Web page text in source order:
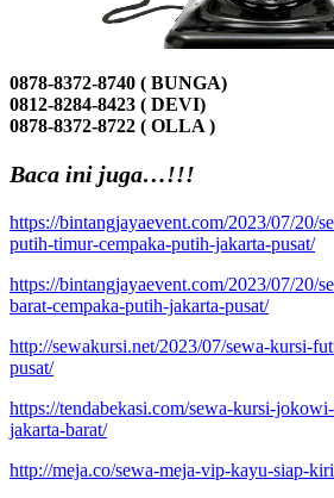
0878-8372-8740 ( BUNGA)
0812-8284-8423 ( DEVI)
0878-8372-8722 ( OLLA )
Baca ini juga…!!!
https://bintangjayaevent.com/2023/07/20/
putih-timur-cempaka-putih-jakarta-pusat/
https://bintangjayaevent.com/2023/07/20/
barat-cempaka-putih-jakarta-pusat/
http://sewakursi.net/2023/07/sewa-kursi-
pusat/
https://tendabekasi.com/sewa-kursi-
jakarta-barat/
http://meja.co/sewa-meja-vip-kayu-siap-